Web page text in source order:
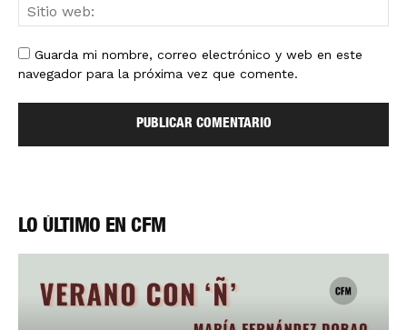
Guarda mi nombre, correo electrónico y web en este
navegador para la próxima vez que comente.
LO ÚLTIMO EN CFM